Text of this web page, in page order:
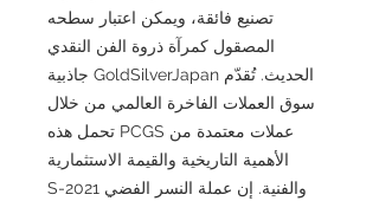
تصنيع فائقة، ويمكن اعتبار سطحه
المصقول كمرآة ذروة الفن النقدي
الحديث. تُقدّم GoldSilverJapan جاذبية
سوق العملات الفاخرة العالمي من خلال
عملات معتمدة من PCGS تحمل هذه
الأهمية التاريخية والقيمة الاستثمارية
والفنية. إن عملة النسر الفضي 2021-S